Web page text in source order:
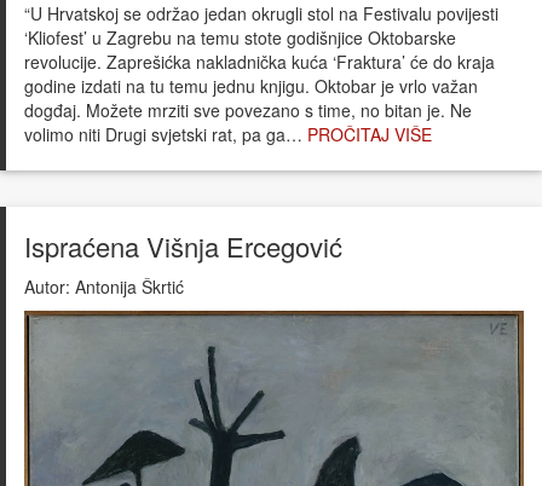
“U Hrvatskoj se održao jedan okrugli stol na Festivalu povijesti
‘Kliofest’ u Zagrebu na temu stote godišnjice Oktobarske
revolucije. Zaprešićka nakladnička kuća ‘Fraktura’ će do kraja
godine izdati na tu temu jednu knjigu. Oktobar je vrlo važan
dogđaj. Možete mrziti sve povezano s time, no bitan je. Ne
volimo niti Drugi svjetski rat, pa ga… PROČITAJ VIŠE
Ispraćena Višnja Ercegović
Autor: Antonija Škrtić